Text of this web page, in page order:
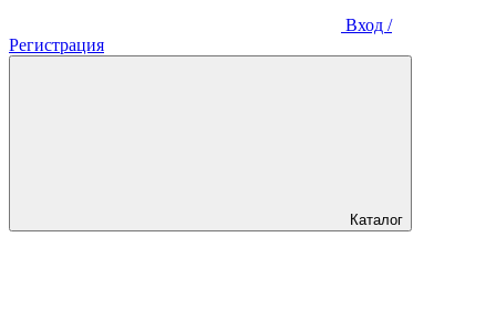
Вход /
Регистрация
Каталог